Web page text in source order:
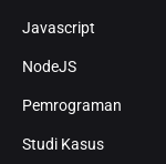
Javascript
NodeJS
Pemrograman
Studi Kasus